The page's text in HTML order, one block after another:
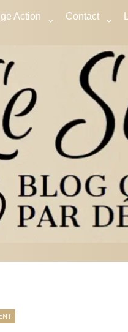
Action Contact